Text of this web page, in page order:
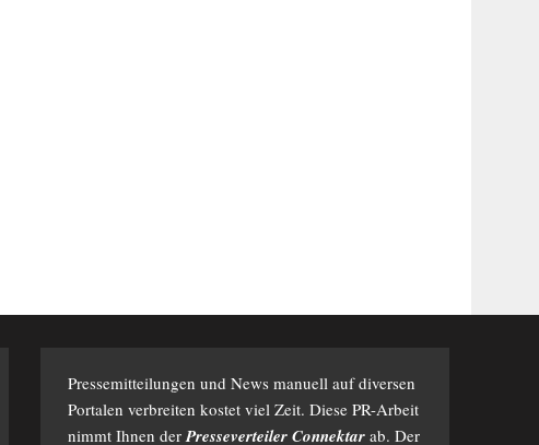
Pressemitteilungen und News manuell auf diversen
Portalen verbreiten kostet viel Zeit. Diese PR-Arbeit
nimmt Ihnen derPresseverteiler Connektar ab. Der